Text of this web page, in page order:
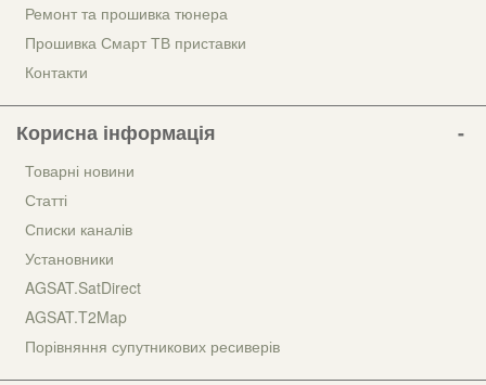
Ремонт та прошивка тюнера
Прошивка Смарт ТВ приставки
Контакти
Корисна інформація
Товарні новини
Статті
Списки каналів
Установники
AGSAT.SatDirect
AGSAT.T2Map
Порівняння супутникових ресиверів